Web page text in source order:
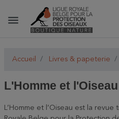
menu
Accueil Livres & papeterie
L'Homme et
L’Homme et l’Oiseau est la